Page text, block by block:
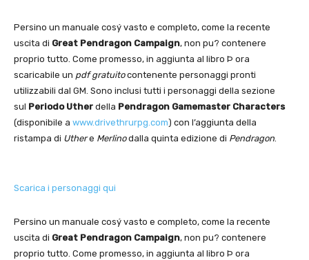
Persino un manuale cosý vasto e completo, come la recente
uscita di Great Pendragon Campaign, non pu? contenere
proprio tutto. Come promesso, in aggiunta al libro Þ ora
scaricabile un pdf gratuitocontenente personaggi pronti
utilizzabili dal GM. Sono inclusi tutti i personaggi della sezione
sul Periodo Uther della Pendragon Gamemaster Characters
(disponibile a www.drivethrurpg.com) con l’aggiunta della
ristampa di Uthere Merlinodalla quinta edizione di Pendragon.
Scarica i personaggi qui
Persino un manuale cosý vasto e completo, come la recente
uscita di Great Pendragon Campaign, non pu? contenere
proprio tutto. Come promesso, in aggiunta al libro Þ ora